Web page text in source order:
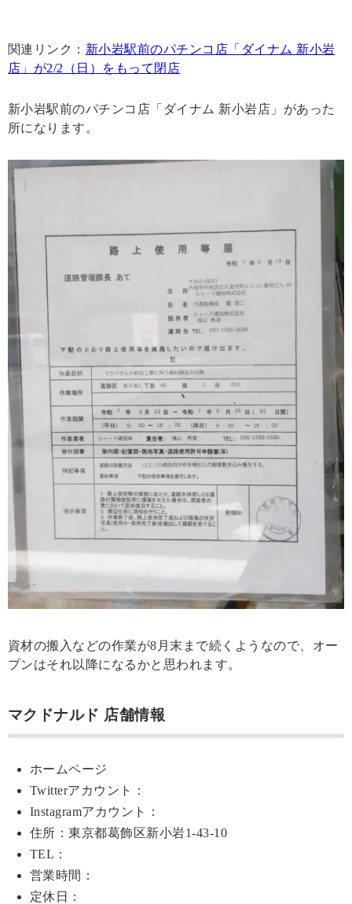
関連リンク： 新小岩駅前のパチンコ店「ダイナム 新小岩
店」が2/2（日）をもって閉店
新小岩駅前のパチンコ店「ダイナム 新小岩店」があった
所になります。
資材の搬入などの作業が8月末まで続くようなので、オー
プンはそれ以降になるかと思われます。
マクドナルド 店舗情報
ホームページ
Twitterアカウント：
Instagramアカウント：
住所：東京都葛飾区新小岩1-43-10
TEL：
営業時間：
定休日：